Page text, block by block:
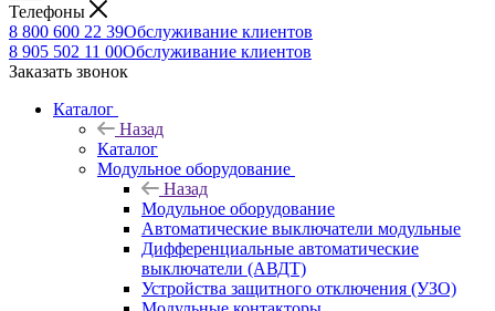
Телефоны
8 800 600 22 39Обслуживание клиентов
8 905 502 11 00Обслуживание клиентов
Заказать звонок
Каталог
Назад
Каталог
Модульное оборудование
Назад
Модульное оборудование
Автоматические выключатели модульные
Дифференциальные автоматические
выключатели (АВДТ)
Устройства защитного отключения (УЗО)